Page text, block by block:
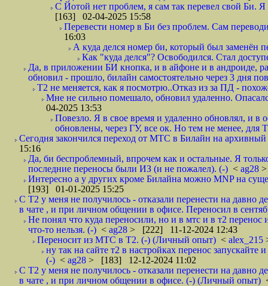
С Йотой нет проблем, я сам так перевел свой Би.
[163] 02-04-2025 15:58
Перевести номер в Би без проблем. Сам
16:03
А куда делся номер би, который был заменён
Как "куда делся"? Освободился. Стал
Да, в приложении БИ кнопка, и в айфоне и в андроиде,
обновил - прошло, билайн самостоятельно через 3 дня
Т2 не меняется, как я посмотрю..Отказ из за ПД -
Мне не сильно помешало, обновил удаленно.
04-2025 13:53
Повезло. Я в свое время и удаленно обновлял, и в
обновлены, через ГУ, все ок. Но тем не менее, для
Сегодня закончился переход от МТС в Билайн на
15:16
Да, би беспроблемный, впрочем как и остальные. Я
последние переносы были ИЗ (и не пожалел). (-) < ag28
Интересно а у других кроме Билайна можно MNP на
[193] 01-01-2025 15:25
С Т2 у меня не получилось - отказали перенести на
в чате , и при личном общении в офисе. Переносил в
Не понял что куда переносили, но и в мтс и в т2
что-то нельзя. (-) < ag28 > [222] 11-12-2024 12:43
Переносит из МТС в Т2. (-) (Личный опыт) < alex_215
ну так на сайте т2 в настройках перенос
(-) < ag28 > [183] 12-12-2024 11:02
С Т2 у меня не получилось - отказали перенести на
в чате , и при личном общении в офисе. (-) (Личный опыт)